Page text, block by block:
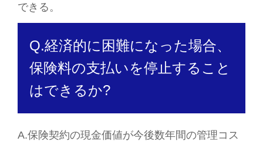
できる。
Q.経済的に困難になった場合、
保険料の支払いを停止すること
はできるか?
A.保険契約の現金価値が今後数年間の管理コス